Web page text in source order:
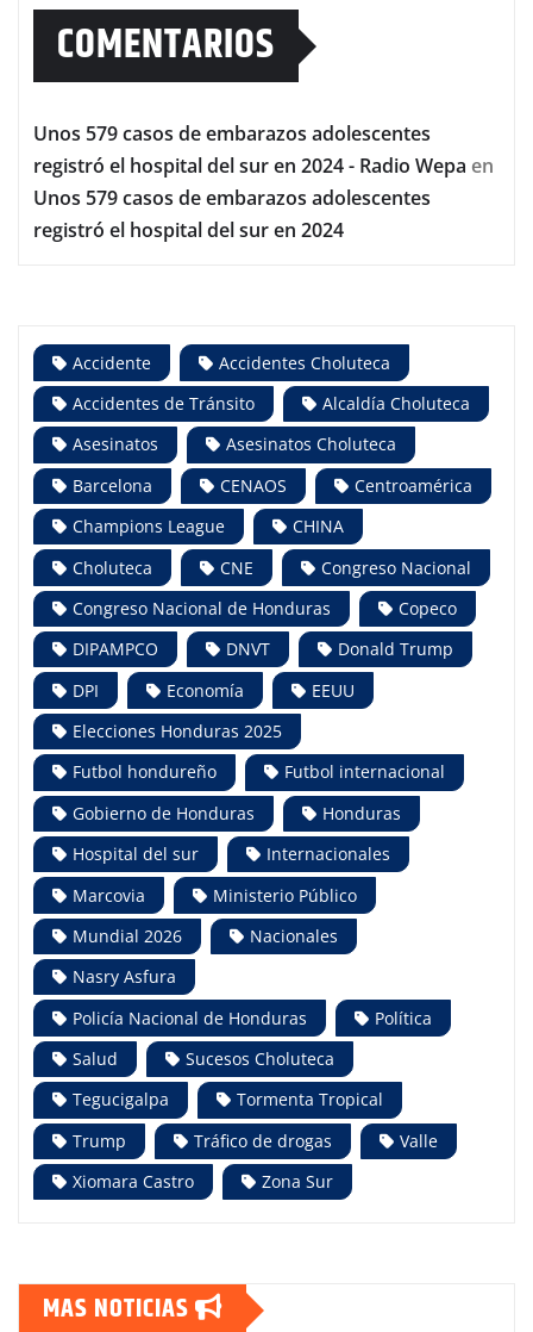
COMENTARIOS
Unos 579 casos de embarazos adolescentes
registró el hospital del sur en 2024 - Radio Wepa en
Unos 579 casos de embarazos adolescentes
registró el hospital del sur en 2024
Accidente
Accidentes Choluteca
Accidentes de Tránsito
Alcaldía Choluteca
Asesinatos
Asesinatos Choluteca
Barcelona
CENAOS
Centroamérica
Champions League
CHINA
Choluteca
CNE
Congreso Nacional
Congreso Nacional de Honduras
Copeco
DIPAMPCO
DNVT
Donald Trump
DPI
Economía
EEUU
Elecciones Honduras 2025
Futbol hondureño
Futbol internacional
Gobierno de Honduras
Honduras
Hospital del sur
Internacionales
Marcovia
Ministerio Público
Mundial 2026
Nacionales
Nasry Asfura
Policía Nacional de Honduras
Política
Salud
Sucesos Choluteca
Tegucigalpa
Tormenta Tropical
Trump
Tráfico de drogas
Valle
Xiomara Castro
Zona Sur
MAS NOTICIAS